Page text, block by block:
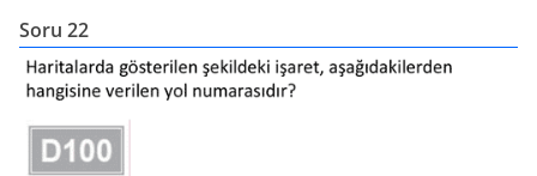
Soru 22